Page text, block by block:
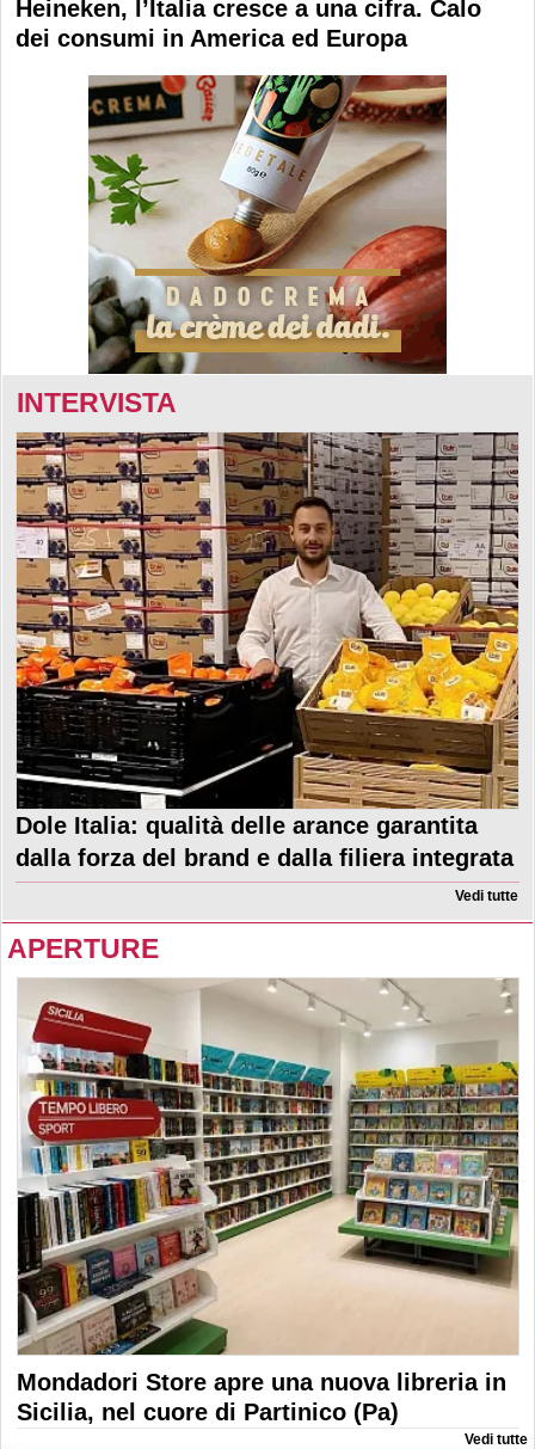
Heineken, l’Italia cresce a una cifra. Calo
dei consumi in America ed Europa
INTERVISTA
Dole Italia: qualità delle arance garantita
dalla forza del brand e dalla filiera integrata
Vedi tutte
APERTURE
Mondadori Store apre una nuova libreria in
Sicilia, nel cuore di Partinico (Pa)
Vedi tutte